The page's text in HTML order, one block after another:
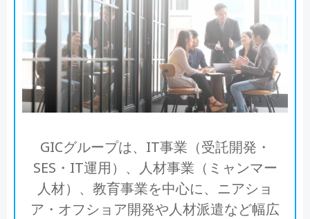
GICグループは、IT事業（受託開発・
SES・IT運用）、人材事業（ミャンマー
人材）、教育事業を中心に、ニアショ
ア・オフショア開発や人材派遣など幅広